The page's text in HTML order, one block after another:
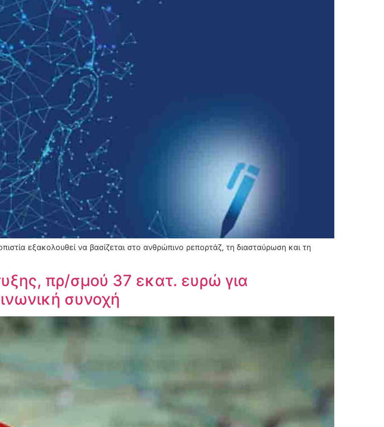
εξακολουθεί να βασίζεται στο ανθρώπινο ρεπορτάζ, τη διασταύρωση και τη
πρ/σμού 37 εκατ. ευρώ για
συνοχή